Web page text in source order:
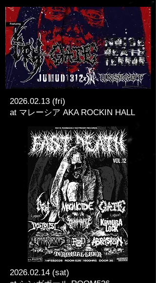
2026.02.13 (fri)
at マレーシア AKA ROCKIN HALL
2026.02.14 (sat)